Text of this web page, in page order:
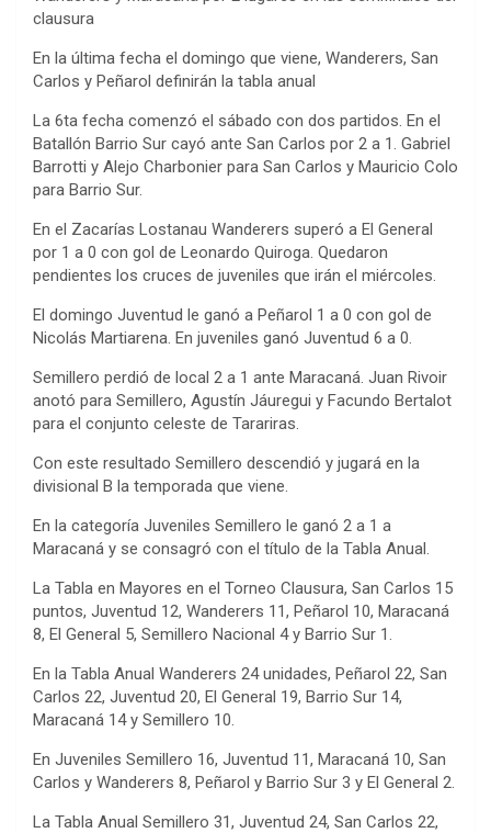
clausura
En la última fecha el domingo que viene, Wanderers, San
Carlos y Peñarol definirán la tabla anual
La 6ta fecha comenzó el sábado con dos partidos. En el
Batallón Barrio Sur cayó ante San Carlos por 2 a 1. Gabriel
Barrotti y Alejo Charbonier para San Carlos y Mauricio Colo
para Barrio Sur.
En el Zacarías Lostanau Wanderers superó a El General
por 1 a 0 con gol de Leonardo Quiroga. Quedaron
pendientes los cruces de juveniles que irán el miércoles.
El domingo Juventud le ganó a Peñarol 1 a 0 con gol de
Nicolás Martiarena. En juveniles ganó Juventud 6 a 0.
Semillero perdió de local 2 a 1 ante Maracaná. Juan Rivoir
anotó para Semillero, Agustín Jáuregui y Facundo Bertalot
para el conjunto celeste de Tarariras.
Con este resultado Semillero descendió y jugará en la
divisional B la temporada que viene.
En la categoría Juveniles Semillero le ganó 2 a 1 a
Maracaná y se consagró con el título de la Tabla Anual.
La Tabla en Mayores en el Torneo Clausura, San Carlos 15
puntos, Juventud 12, Wanderers 11, Peñarol 10, Maracaná
8, El General 5, Semillero Nacional 4 y Barrio Sur 1.
En la Tabla Anual Wanderers 24 unidades, Peñarol 22, San
Carlos 22, Juventud 20, El General 19, Barrio Sur 14,
Maracaná 14 y Semillero 10.
En Juveniles Semillero 16, Juventud 11, Maracaná 10, San
Carlos y Wanderers 8, Peñarol y Barrio Sur 3 y El General 2.
La Tabla Anual Semillero 31, Juventud 24, San Carlos 22,